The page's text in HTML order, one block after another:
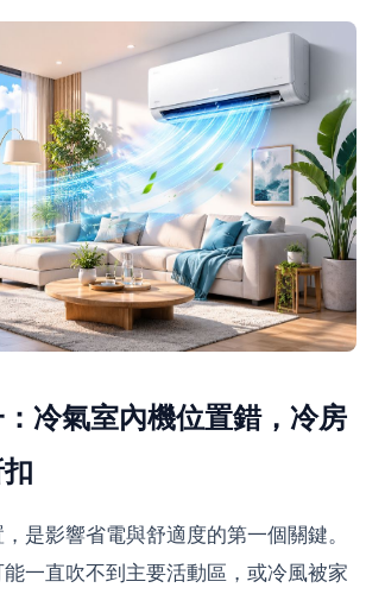
冷氣室內機位置錯，冷房
是影響省電與舒適度的第一個關鍵。
一直吹不到主要活動區，或冷風被家